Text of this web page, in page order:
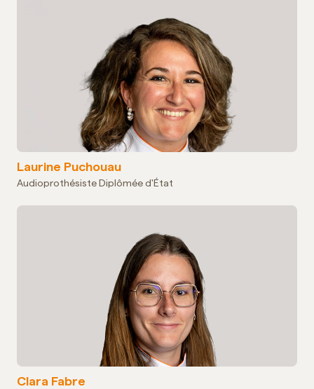
Laurine Puchouau
Audioprothésiste Diplômée d'État
Clara Fabre